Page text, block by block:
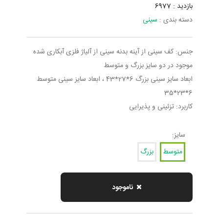
بازدید : 6977
دسته بندی : سینی
جنس: کف سینی از آینه بدنه سینی از آلیاژ فلزی آبکاری شده
موجود در دو سایز بزرگ و متوسط
ابعاد سایز سینی بزرگ 6*27*43 ، ابعاد سایز سینی متوسط
6*23*35
کاربرد: تزئینی و پذیرایی
سایز:
متوسط
بزرگ
ناموجود